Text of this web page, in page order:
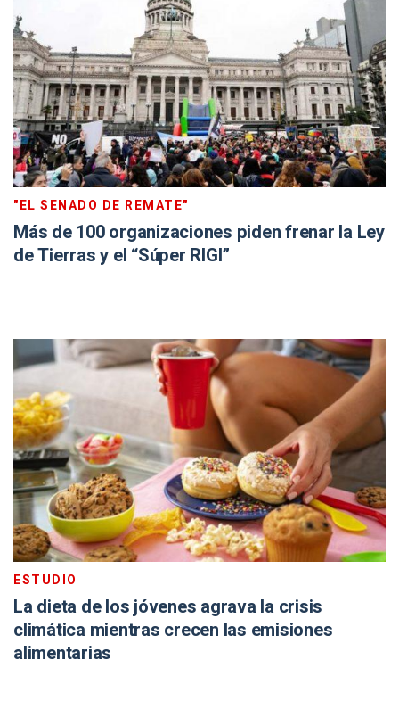
"EL SENADO DE REMATE"
Más de 100 organizaciones piden frenar la Ley
de Tierras y el “Súper RIGI”
ESTUDIO
La dieta de los jóvenes agrava la crisis
climática mientras crecen las emisiones
alimentarias